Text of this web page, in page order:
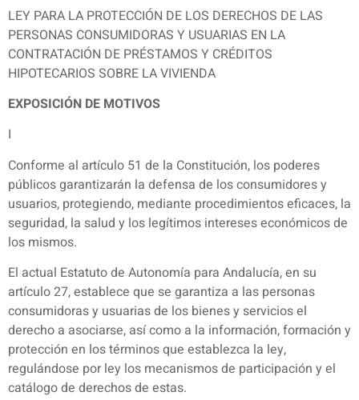
LEY PARA LA PROTECCIÓN DE LOS DERECHOS DE LAS
PERSONAS CONSUMIDORAS Y USUARIAS EN LA
CONTRATACIÓN DE PRÉSTAMOS Y CRÉDITOS
HIPOTECARIOS SOBRE LA VIVIENDA
EXPOSICIÓN DE MOTIVOS
I
Conforme al artículo 51 de la Constitución, los poderes
públicos garantizarán la defensa de los consumidores y
usuarios, protegiendo, mediante procedimientos eficaces, la
seguridad, la salud y los legítimos intereses económicos de
los mismos.
El actual Estatuto de Autonomía para Andalucía, en su
artículo 27, establece que se garantiza a las personas
consumidoras y usuarias de los bienes y servicios el
derecho a asociarse, así como a la información, formación y
protección en los términos que establezca la ley,
regulándose por ley los mecanismos de participación y el
catálogo de derechos de estas.